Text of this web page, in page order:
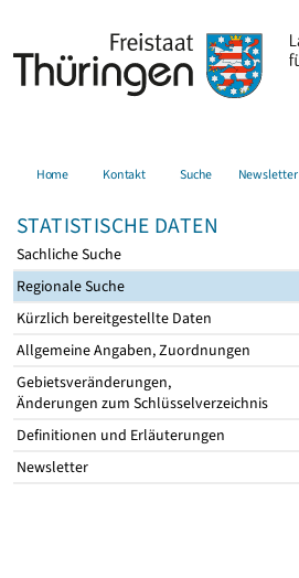
Home Kontakt Suche Newsletter
STATISTISCHE DATEN
Sachliche Suche
Regionale Suche
Kürzlich bereitgestellte Daten
Allgemeine Angaben, Zuordnungen
Gebietsveränderungen,
Änderungen zum Schlüsselverzeichnis
Definitionen und Erläuterungen
Newsletter